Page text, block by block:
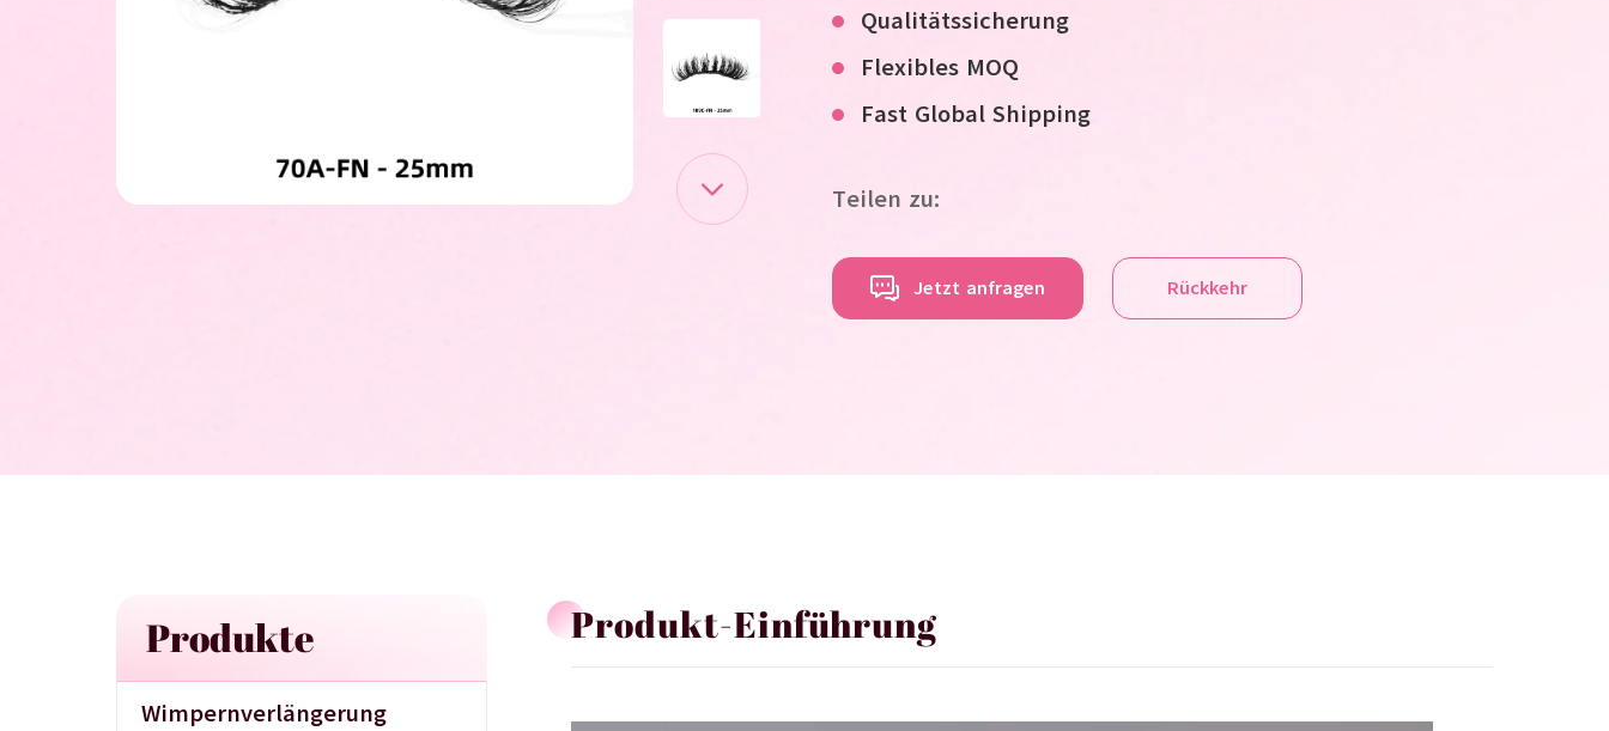
Qualitätssicherung
Flexibles MOQ
Fast GlobalShipping
Teilen zu:
Jetzt anfragen Rückkehr
Produkte
Wimpernverlängerung
Produkt-Einführung